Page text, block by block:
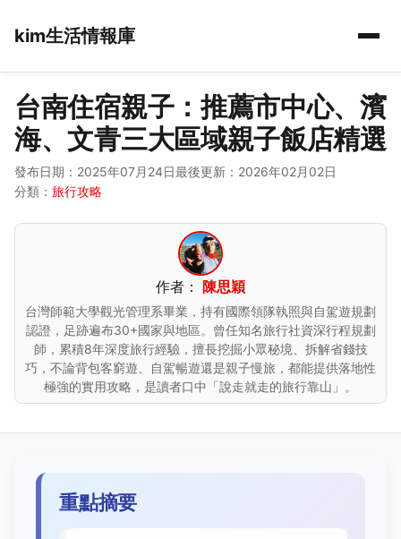
kim生活情報庫
台南住宿親子：推薦市中心、濱
海、文青三大區域親子飯店精選
發布日期：2025年07月24日最後更新：2026年02月02日
分類： 旅行攻略
作者： 陳思穎
台灣師範大學觀光管理系畢業，持有國際領隊執照與自駕遊規劃
認證，足跡遍布30+國家與地區。曾任知名旅行社資深行程規劃
師，累積8年深度旅行經驗，擅長挖掘小眾秘境、拆解省錢技
巧，不論背包客窮遊、自駕暢遊還是親子慢旅，都能提供落地性
極強的實用攻略，是讀者口中「說走就走的旅行靠山」。
重點摘要